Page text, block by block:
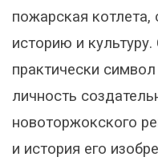
пожарская котлета,
историю и
практически
личность
новоторжокского
и история его